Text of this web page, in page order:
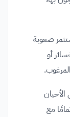
صعوبة
أو
مع